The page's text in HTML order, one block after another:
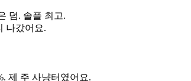
덤. 솔플 최고.
나갔어요.
제 주 사냥터였어요.